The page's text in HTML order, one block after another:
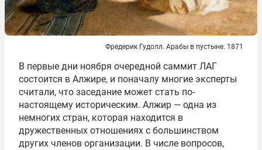
Фредерик Гудолл. Арабы в пустыне. 1871
В первые дни ноября очередной саммит ЛАГ
состоится в Алжире, и поначалу многие эксперты
считали, что заседание может стать по-
настоящему историческим. Алжир — одна из
немногих стран, которая находится в
дружественных отношениях с большинством
других членов организации. В числе вопросов,